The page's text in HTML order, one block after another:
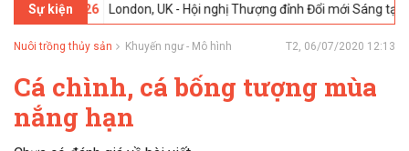
Sự kiện
2026 London, UK - Hội nghị Thượng đỉnh Đổi mới Sáng tạo trong
Nuôi trồng thủy sản Khuyến ngư - Mô hình T2, 06/07/2020 12:13
Cá chình, cá bống tượng mùa
nắng hạn